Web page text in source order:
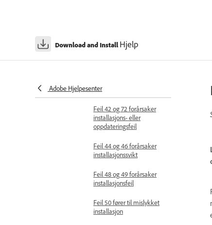
Download and Install Hjelp
Adobe Hjelpesenter
Feil 25 fører til
mislykket installasjon
installasjon
Feil 42 og 72 forårsaker
installasjons- eller
oppdateringsfeil
Feil 44 og 46 forårsaker
installasjonssvikt
Feil 48 og 49 forårsaker
installasjonsfeil
Feil 50 fører til mislykket
installasjon